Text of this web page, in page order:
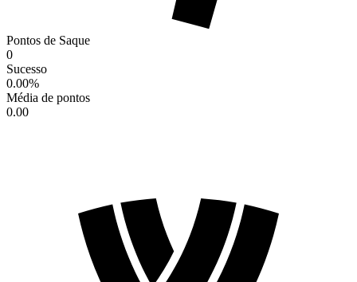
Pontos de Saque
0
Sucesso
0.00%
Média de pontos
0.00